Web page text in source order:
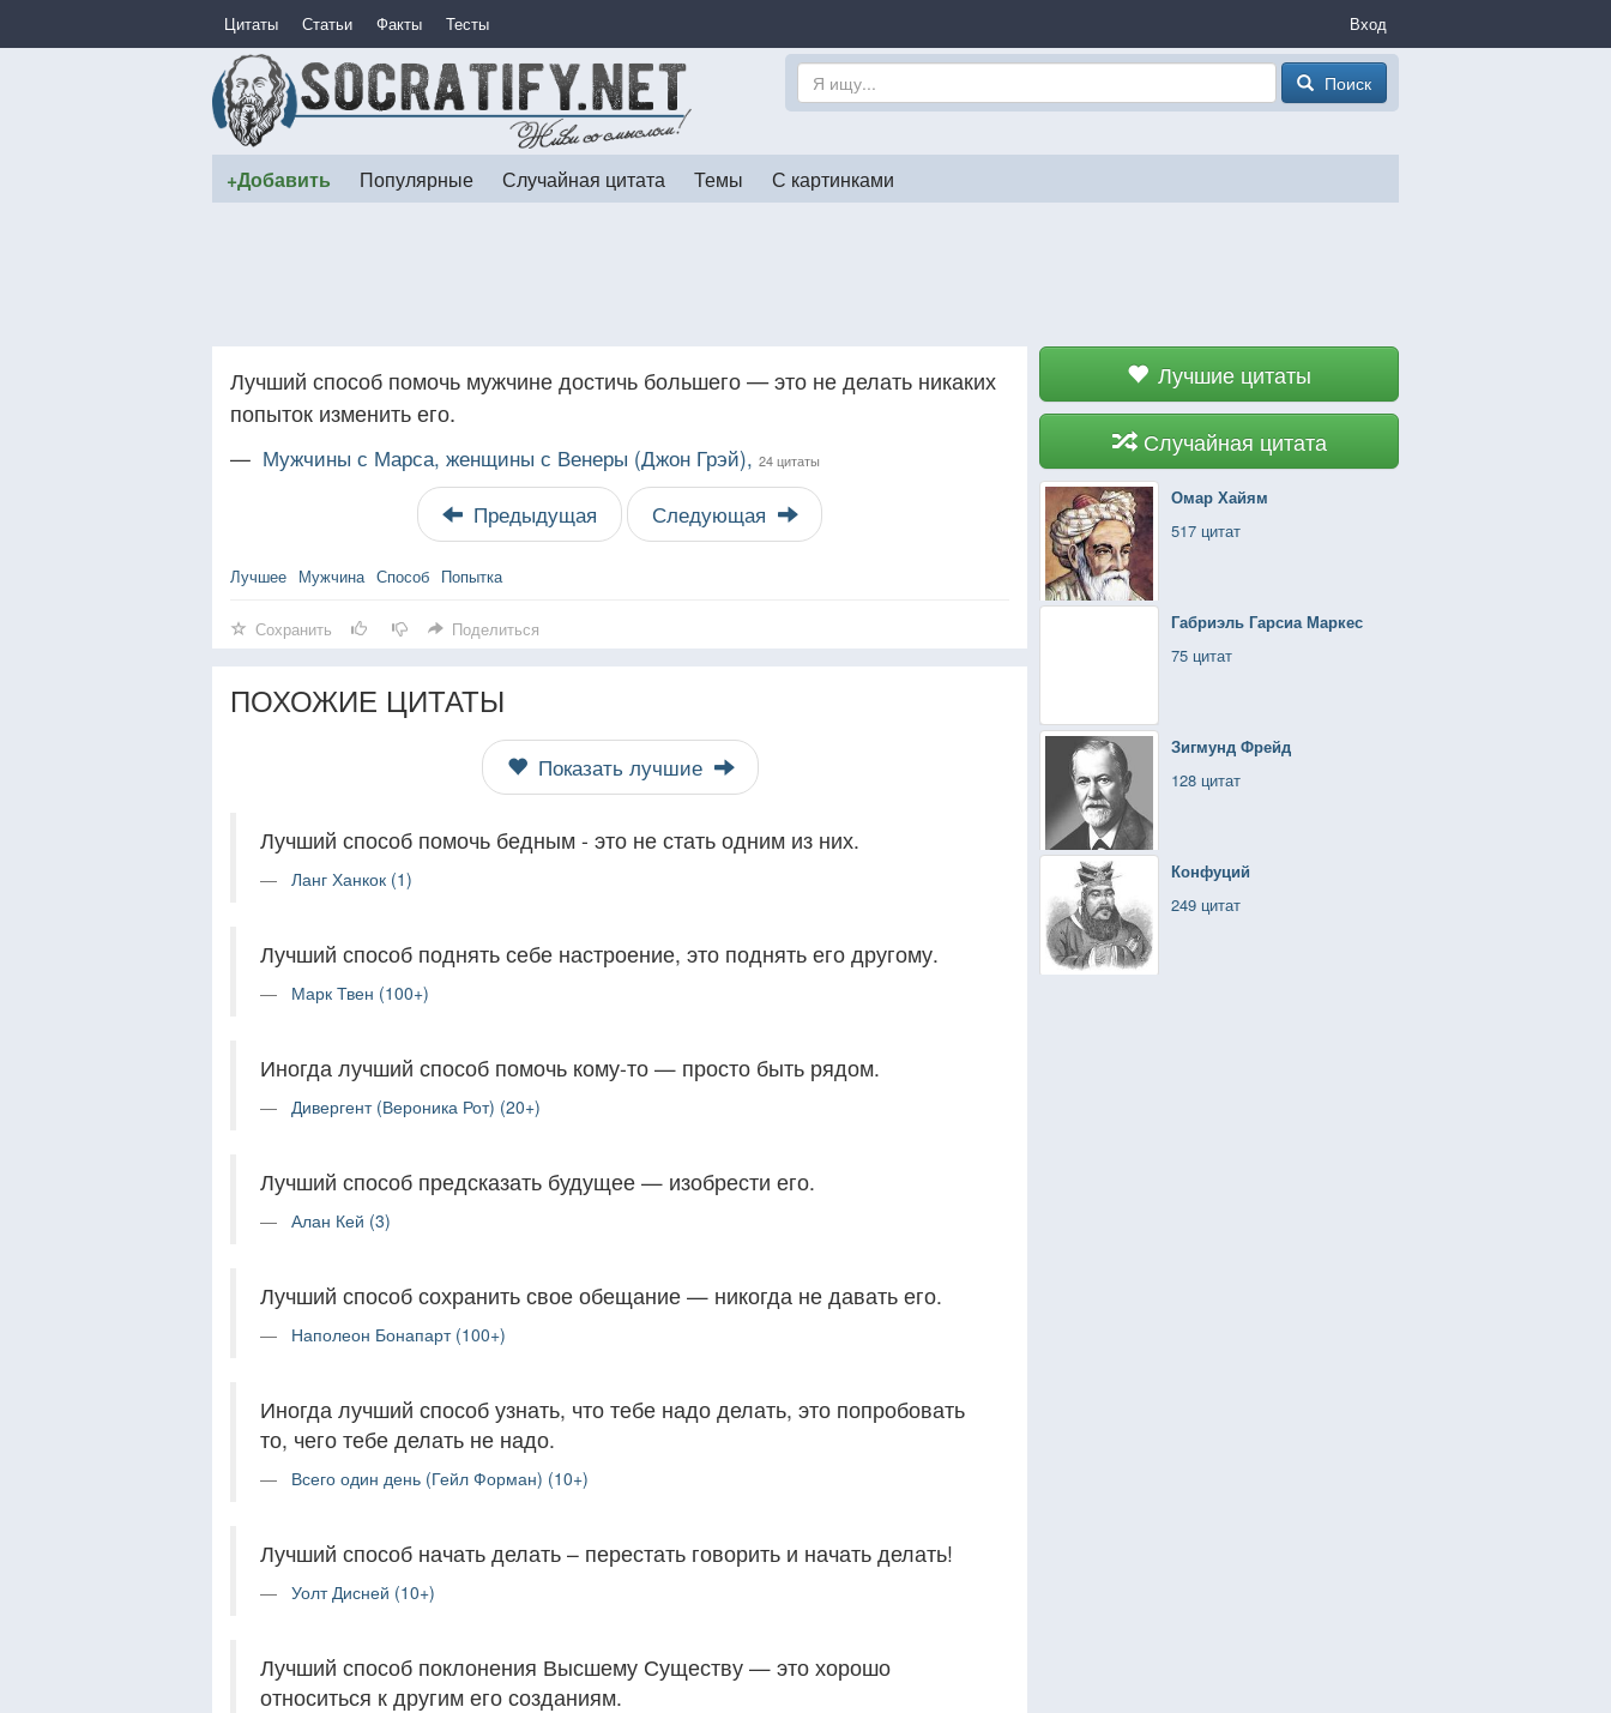
Цитаты Статьи Факты Тесты Вход
Поиск
+Добавить Популярные Случайная цитата Темы С картинками
Лучшие цитаты
Случайная цитата
Омар Хайям
517 цитат
Габриэль Гарсиа Маркес
75 цитат
Зигмунд Фрейд
128 цитат
Конфуций
249 цитат
Лучший способ помочь мужчине достичь большего — это не делать никаких
попыток изменить его.
— Мужчины с Марса, женщины с Венеры (Джон Грэй), 24 цитаты
Предыдущая Следующая
Лучшее Мужчина Способ Попытка
Сохранить Поделиться
ПОХОЖИЕ ЦИТАТЫ
Показать лучшие
Лучший способ помочь бедным - это не стать одним из них.
Ланг Ханкок (1)
Лучший способ поднять себе настроение, это поднять его другому.
Марк Твен (100+)
Иногда лучший способ помочь кому-то — просто быть рядом.
Дивергент (Вероника Рот) (20+)
Лучший способ предсказать будущее — изобрести его.
Алан Кей (3)
Лучший способ сохранить свое обещание — никогда не давать его.
Наполеон Бонапарт (100+)
Иногда лучший способ узнать, что тебе надо делать, это попробовать
то, чего тебе делать не надо.
Всего один день (Гейл Форман) (10+)
Лучший способ начать делать – перестать говорить и начать делать!
Уолт Дисней (10+)
Лучший способ поклонения Высшему Существу — это хорошо
относиться к другим его созданиям.